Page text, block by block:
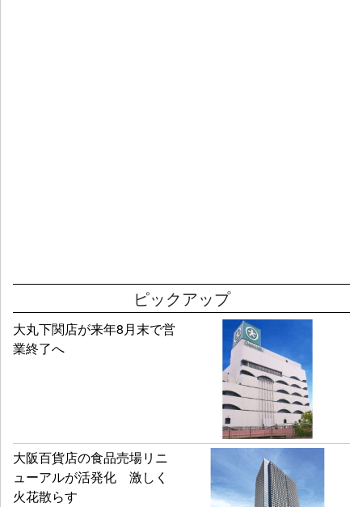
ピックアップ
大丸下関店が来年8月末で営
業終了へ
大阪百貨店の食品売場リニ
ューアルが活発化 激しく
火花散らす